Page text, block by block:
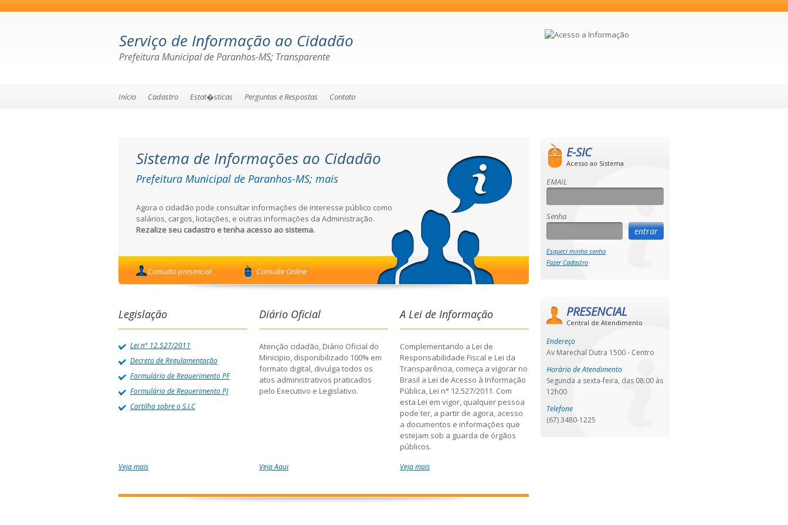
Serviço de Informação ao Cidadão
Prefeitura Municipal de Paranhos-MS; Transparente
Início Cadastro Estat�sticas Perguntas e Respostas Contato
Sistema de Informações ao Cidadão
Prefeitura Municipal de Paranhos-MS; mais
Agora o cidadão pode consultar informações de interesse público como
salários, cargos, licitações, e outras informações da Administração.
Rezalize seu cadastro e tenha acesso ao sistema.
Consulta presencial Consulte Online
Legislação
Lei n° 12.527/2011
Decreto de Regulamentação
Formulário de Requerimento PF
Formulário de Requerimento PJ
Cartilha sobre o S.I.C
Veja mais
Diário Oficial
Atenção cidadão, Diário Oficial do
Minicipio, disponibilizado 100% em
formato digital, divulga todos os
atos administrativos praticados
pelo Executivo e Legislativo.
Veja Aqui
A Lei de Informação
Complementando a Lei de
Responsabilidade Fiscal e Lei da
Transparência, começa a vigorar no
Brasil a Lei de Acesso à Informação
Pública, Lei n° 12.527/2011. Com
esta Lei em vigor, qualquer pessoa
pode ter, a partir de agora, acesso
a documentos e informações que
estejam sob a guarda de órgãos
públicos.
Todos os órgãos deverão fornecer
que haja necessidade de o
Veja mais
E-SIC
Acesso ao Sistema
EMAIL
Senha
Esqueci minha senha
Fazer Cadastro
PRESENCIAL
Central de Atendimento
Endereço
Av Marechal Dutra 1500 - Centro
Horário de Atendimento
Segunda a sexta-feira, das 08:00 às
12h00
Telefone
(67) 3480-1225